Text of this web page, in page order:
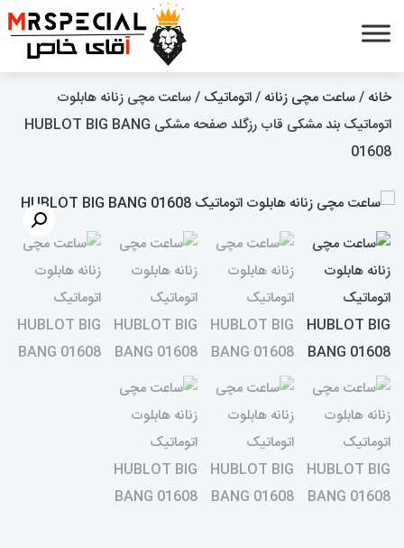
خانه /ساعت مچی زنانه /اتوماتیک / ساعت مچی زنانه هابلوت
اتوماتیک بند مشکی قاب رزگلد صفحه مشکی HUBLOT BIG BANG
01608